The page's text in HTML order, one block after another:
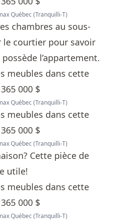
Québec (Tranquilli-T)
chambres au sous-
courtier pour savoir
l’appartement.
Québec (Tranquilli-T)
Québec (Tranquilli-T)
Cette pièce de
utile!
Québec (Tranquilli-T)